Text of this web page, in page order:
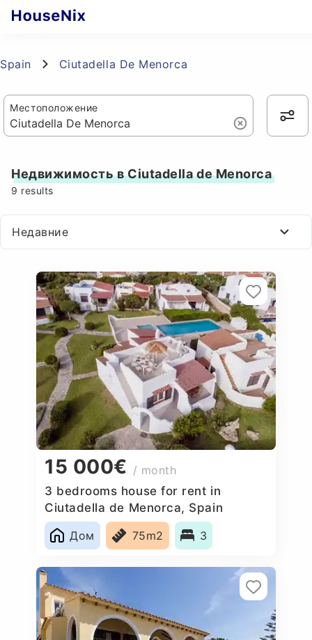
Spain Ciutadella De Menorca
Местоположение
Недвижимость в Ciutadella de Menorca
9 results
Недавние
15 000€ / month
3 bedrooms house for rent in
Ciutadella de Menorca, Spain
Дом
75m2 3